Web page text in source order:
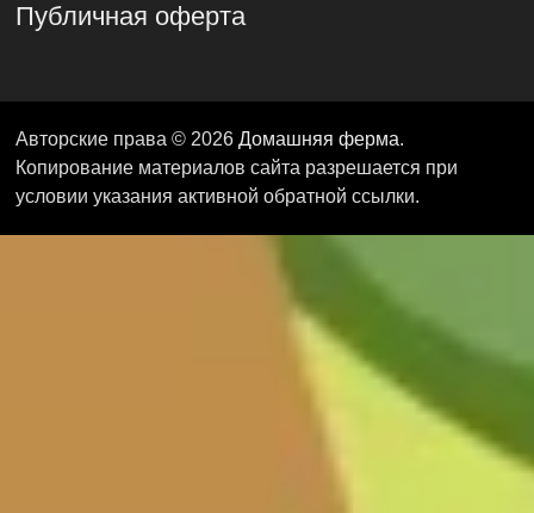
Публичная оферта
Авторские права © 2026 Домашняя ферма.
Копирование материалов сайта разрешается при
условии указания активной обратной ссылки.